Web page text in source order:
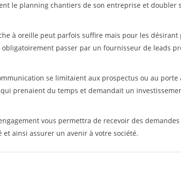
le planning chantiers de son entreprise et doubler
à oreille peut parfois suffire mais pour les désirant
passer par un fournisseur de leads
se limitaient aux prospectus ou au porte
prenaient du temps et demandait un
vous permettra de recevoir des
ainsi assurer un avenir à votre société.